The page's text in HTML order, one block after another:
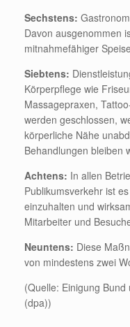
Sechstens:
Davon ausgenommen
mitnahmefähiger
Siebtens:
Körperpflege wie
Massagepraxen,
werden geschlossen,
körperliche Nähe
Behandlungen bleiben
Achtens: In allen
Publikumsverkehr ist
einzuhalten und
Mitarbeiter und
Neuntens: Diese
von mindestens zwei
(Quelle: Einigung
(dpa))